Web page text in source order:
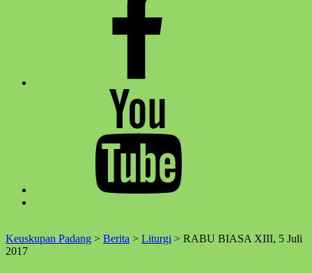
↑
Keuskupan Padang > Berita > Liturgi > RABU BIASA XIII, 5 Juli
2017